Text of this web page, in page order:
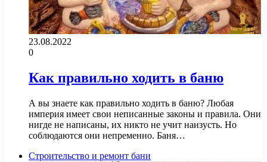
23.08.2022
0
Как правильно ходить в баню
А вы знаете как правильно ходить в баню? Любая
империя имеет свои неписанные законы и правила. Они
нигде не написаны, их никто не учит наизусть. Но
соблюдаются они непременно. Баня…
Строительство и ремонт бани